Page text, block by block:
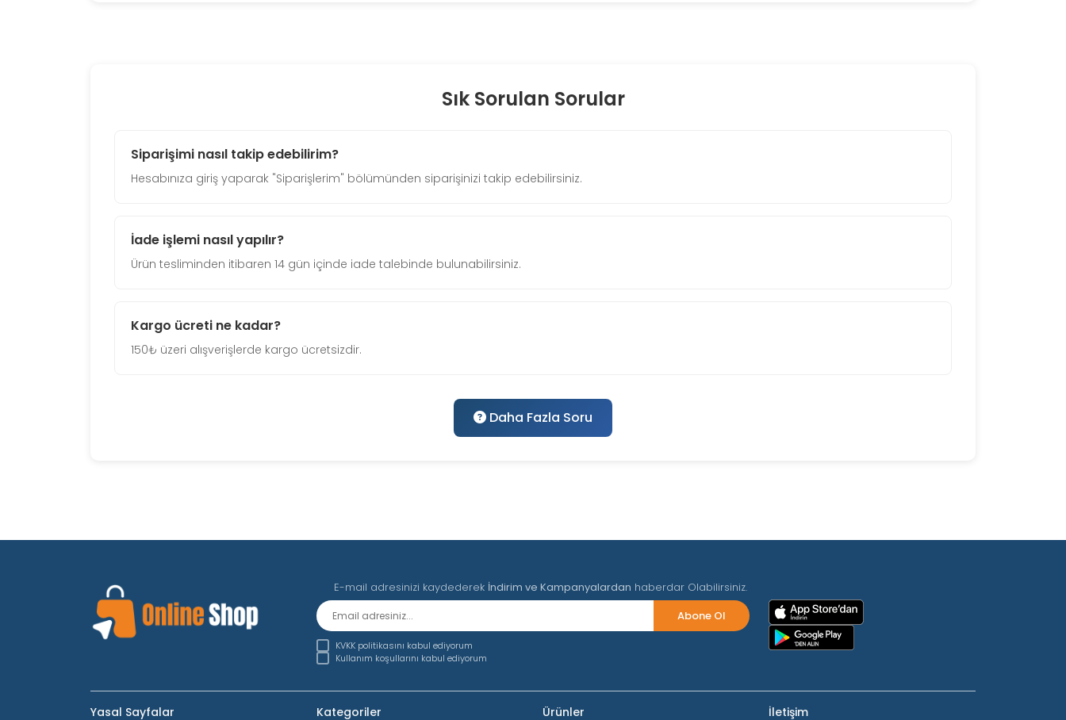
Sık Sorulan Sorular
Siparişimi nasıl takip edebilirim?
Hesabınıza giriş yaparak "Siparişlerim" bölümünden siparişinizi takip edebilirsiniz.
İade işlemi nasıl yapılır?
Ürün tesliminden itibaren 14 gün içinde iade talebinde bulunabilirsiniz.
Kargo ücreti ne kadar?
150₺ üzeri alışverişlerde kargo ücretsizdir.
Daha Fazla Soru
E-mail adresinizi kaydederek İndirim ve Kampanyalardan haberdar Olabilirsiniz.
KVKK politikasını kabul ediyorum
Kullanım koşullarını kabul ediyorum
Yasal Sayfalar Kategoriler Ürünler İletişim